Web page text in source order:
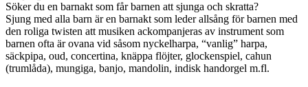
Söker du en barnakt som får barnen att sjunga och skratta?
Sjung med alla barn är en barnakt som leder allsång för barnen med
den roliga twisten att musiken ackompanjeras av instrument som
barnen ofta är ovana vid såsom nyckelharpa, “vanlig” harpa,
säckpipa, oud, concertina, knäppa flöjter, glockenspiel, cahun
(trumlåda), mungiga, banjo, mandolin, indisk handorgel m.fl.